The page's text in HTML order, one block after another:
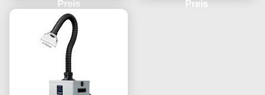
Preis Preis